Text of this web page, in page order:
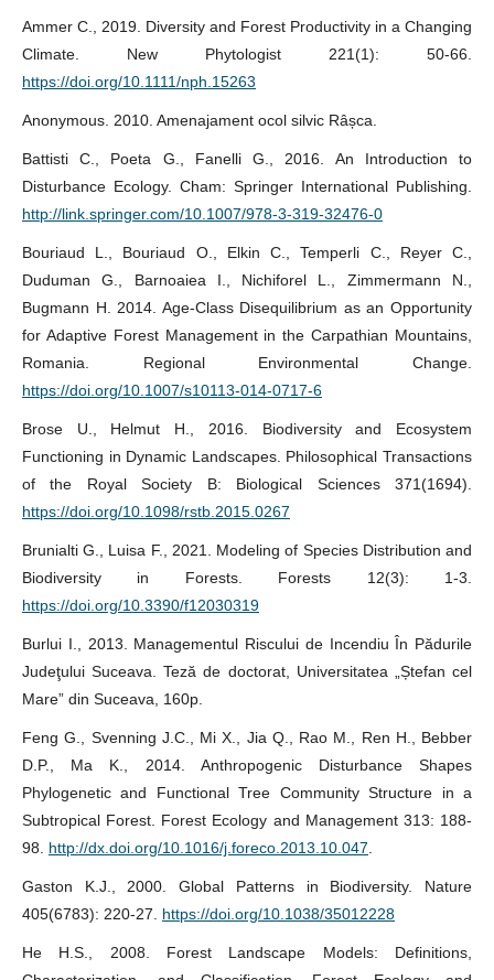
Ammer C., 2019. Diversity and Forest Productivity in a Changing
Climate. New Phytologist 221(1): 50-66.
https://doi.org/10.1111/nph.15263
Anonymous. 2010. Amenajament ocol silvic Râșca.
Battisti C., Poeta G., Fanelli G., 2016. An Introduction to
Disturbance Ecology. Cham: Springer International Publishing.
http://link.springer.com/10.1007/978-3-319-32476-0
Bouriaud L., Bouriaud O., Elkin C., Temperli C., Reyer C.,
Duduman G., Barnoaiea I., Nichiforel L., Zimmermann N.,
Bugmann H. 2014. Age-Class Disequilibrium as an Opportunity
for Adaptive Forest Management in the Carpathian Mountains,
Romania. Regional Environmental Change.
https://doi.org/10.1007/s10113-014-0717-6
Brose U., Helmut H., 2016. Biodiversity and Ecosystem
Functioning in Dynamic Landscapes. Philosophical Transactions
of the Royal Society B: Biological Sciences 371(1694).
https://doi.org/10.1098/rstb.2015.0267
Brunialti G., Luisa F., 2021. Modeling of Species Distribution and
Biodiversity in Forests. Forests 12(3): 1-3.
https://doi.org/10.3390/f12030319
Burlui I., 2013. Managementul Riscului de Incendiu În Pădurile
Judeţului Suceava. Teză de doctorat, Universitatea „Ștefan cel
Mare” din Suceava, 160p.
Feng G., Svenning J.C., Mi X., Jia Q., Rao M., Ren H., Bebber
D.P., Ma K., 2014. Anthropogenic Disturbance Shapes
Phylogenetic and Functional Tree Community Structure in a
Subtropical Forest. Forest Ecology and Management 313: 188-
98. http://dx.doi.org/10.1016/j.foreco.2013.10.047
Gaston K.J., 2000. Global Patterns in Biodiversity. Nature
405(6783): 220-27. https://doi.org/10.1038/35012228
He H.S., 2008. Forest Landscape Models: Definitions,